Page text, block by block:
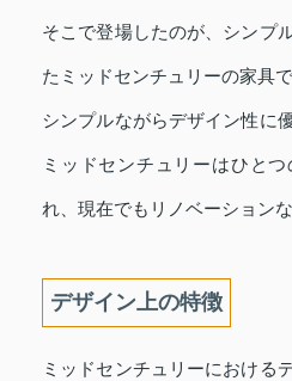
そこで登場したのが、シンプ
たミッドセンチュリーの家具で
シンプルながらデザイン性に
ミッドセンチュリーはひと
れ、現在でもリノベーション
デザイン上の特徴
ミッドセンチュリーにおける